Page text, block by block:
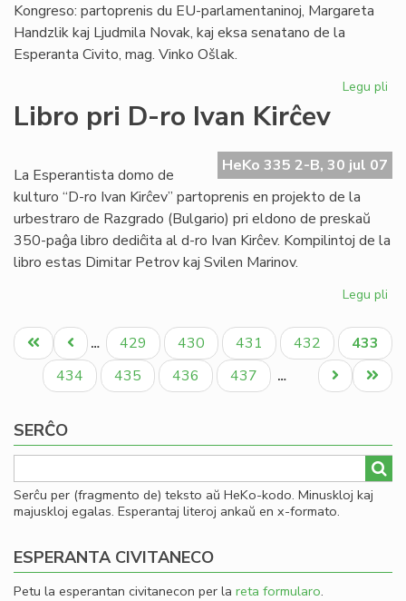
Kongreso: partoprenis du EU-parlamentaninoj, Margareta
Handzlik kaj Ljudmila Novak, kaj eksa senatano de la
Esperanta Civito, mag. Vinko Ošlak.
Legu pli
la
Libro pri D-ro Ivan Kirĉev
HeKo 335 2-B, 30 jul 07
La Esperantista domo de
kulturo “D-ro Ivan Kirĉev” partoprenis en projekto de la
urbestraro de Razgrado (Bulgario) pri eldono de preskaŭ
350-paĝa libro dediĉita al d-ro Ivan Kirĉev. Kompilintoj de la
libro estas Dimitar Petrov kaj Svilen Marinov.
Legu pli
pri
D-
ro
Pagination
Unua
paĝo
Antaŭa
paĝo
… Paĝo
429 Paĝo
430 Paĝo
431 Paĝo
432
Aktuala
paĝo
433
Paĝo
434 Paĝo
435 Paĝo
436 Paĝo
437 …
Last
page
Next
page
SERĈO
Serĉu per (fragmento de) teksto aŭ HeKo-kodo. Minuskloj kaj
majuskloj egalas. Esperantaj literoj ankaŭ en x-formato.
ESPERANTA CIVITANECO
Petu la esperantan civitanecon per la reta formularo.